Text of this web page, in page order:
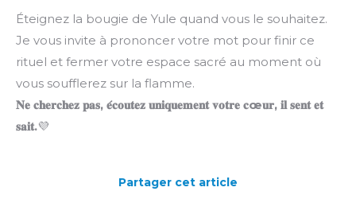
Éteignez la bougie de Yule quand vous le souhaitez.
Je vous invite à prononcer votre mot pour finir ce
rituel et fermer votre espace sacré au moment où
vous soufflerez sur la flamme.
𝐍𝐞 𝐜𝐡𝐞𝐫𝐜𝐡𝐞𝐳 𝐩𝐚𝐬, 𝐞𝐜𝐨𝐮𝐭𝐞𝐳 𝐮𝐧𝐢𝐪𝐮𝐞𝐦𝐞𝐧𝐭 𝐯𝐨𝐭𝐫𝐞 𝐜œ𝐮𝐫, 𝐢𝐥 𝐬𝐞𝐧𝐭 𝐞𝐭
𝐬𝐚𝐢𝐭.💜
Partager cet article